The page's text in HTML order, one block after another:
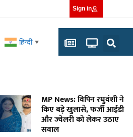
Sign in
हिन्दी ▼
MP News: विपिन रघुवंशी ने
किए बड़े खुलासे, फर्जी आईडी
और ज्वेलरी को लेकर उठाए
सवाल